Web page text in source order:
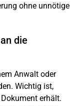
ohne unnötige
die
Anwalt oder
Wichtig ist,
erhält.